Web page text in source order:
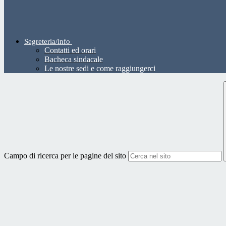
Segreteria/info
Contatti ed orari
Bacheca sindacale
Le nostre sedi e come raggiungerci
Campo di ricerca per le pagine del sito